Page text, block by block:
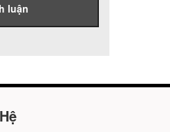
luận